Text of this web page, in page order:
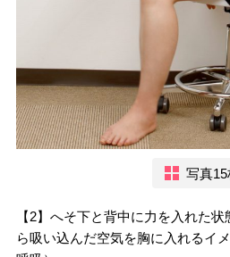
写真15
【2】へそ下と背中に力を入れた
ら吸い込んだ空気を胸に入れるイ